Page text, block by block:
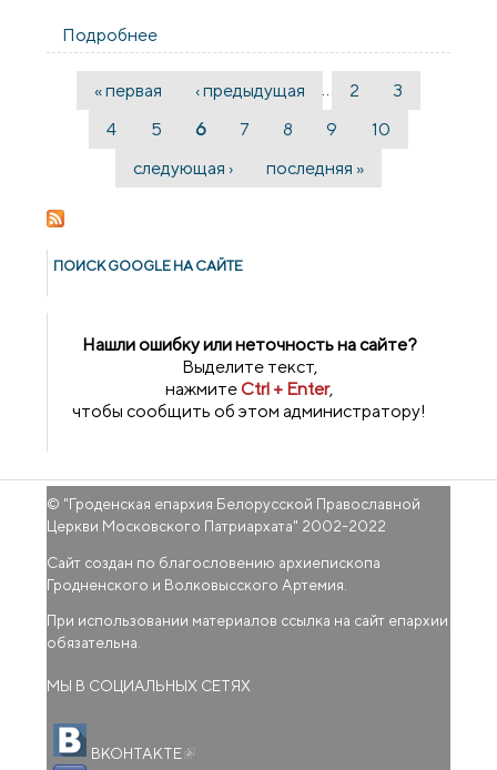
Подробнее
созависимости
Страницы
« первая ‹ предыдущая 2
3
4
5 6 7 8 9
10
следующая ›
последняя »
ПОИСК GOОGLE НА САЙТЕ
Нашли ошибку или неточность на сайте?
Выделите текст,
нажмитеCtrl + Enter,
чтобы сообщить об этом администратору!
© "Гроденская епархия Белорусской Православной
Церкви Московского Патриархата" 2002-2022
Сайт создан по благословению архиепископа
Гродненского и Волковысского Артемия.
При использовании материалов ссылка на сайт епархии
обязательна.
МЫ В СОЦИАЛЬНЫХ СЕТЯХ
ВКОНТАКТЕ